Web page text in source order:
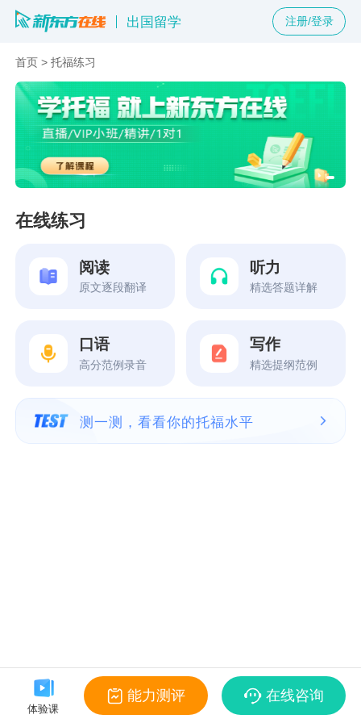
出国留学 注册/登录
首页 >托福练习
在线练习
阅读
原文逐段翻译
听力
精选答题详解
口语
高分范例录音
写作
精选提纲范例
测一测，看看你的托福水平
体验课
能力测评 在线咨询